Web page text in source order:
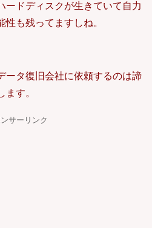
ードディスクが生きていて自力
も残ってますしね。
ータ復旧会社に依頼するのは諦
す。
サーリンク